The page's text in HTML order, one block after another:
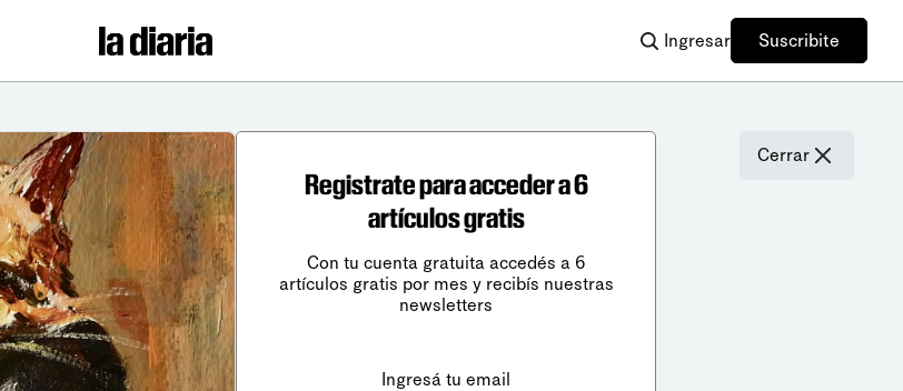
Ingresar Suscribite
Cerrar
Registrate para acceder a 6
artículos gratis
Con tu cuenta gratuita accedés a 6
artículos gratis por mes y recibís nuestras
newsletters
Ingresá tu email